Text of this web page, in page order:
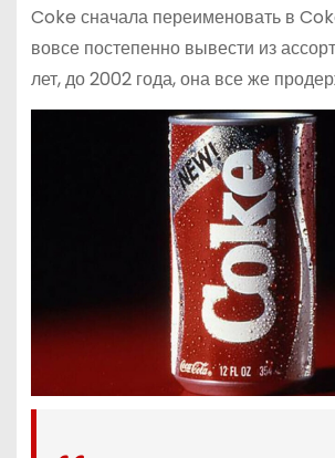
Coke сначала переименовать в
вовсе постепенно вывести из
лет, до 2002 года, она все же